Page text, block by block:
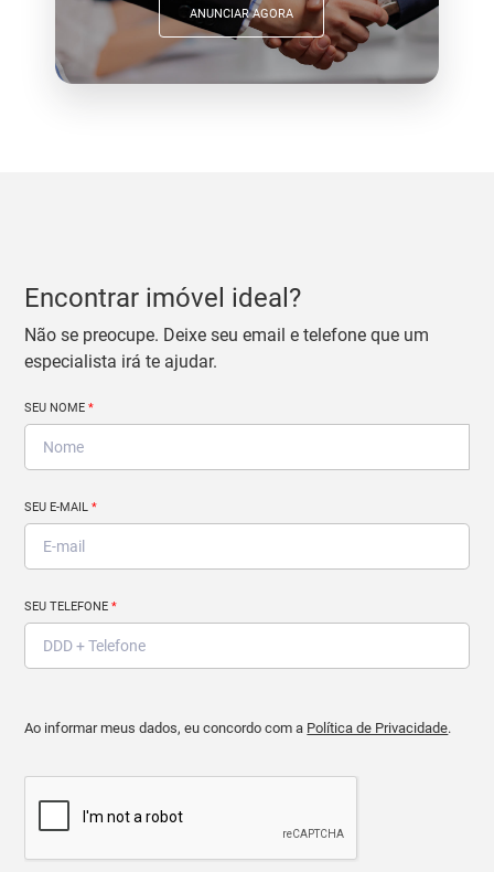
ANUNCIAR AGORA
Encontrar imóvel ideal?
Não se preocupe. Deixe seu email e telefone que um
especialista irá te ajudar.
SEU NOME*
SEU E-MAIL*
SEU TELEFONE*
Ao informar meus dados, eu concordo com a Política de Privacidade.